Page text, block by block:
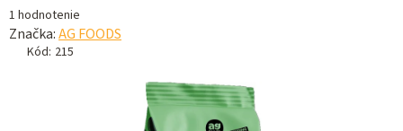
Priemerné
hodnotenie
produktu
1 hodnotenie
Značka:AG FOODS
Kód: 215